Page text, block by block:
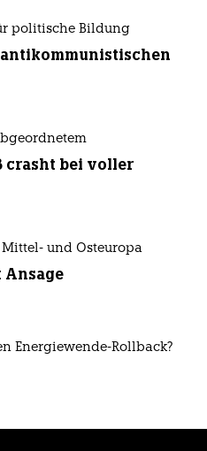
politische Bildung
crasht bei voller
und Osteuropa
Energiewende-Rollback?